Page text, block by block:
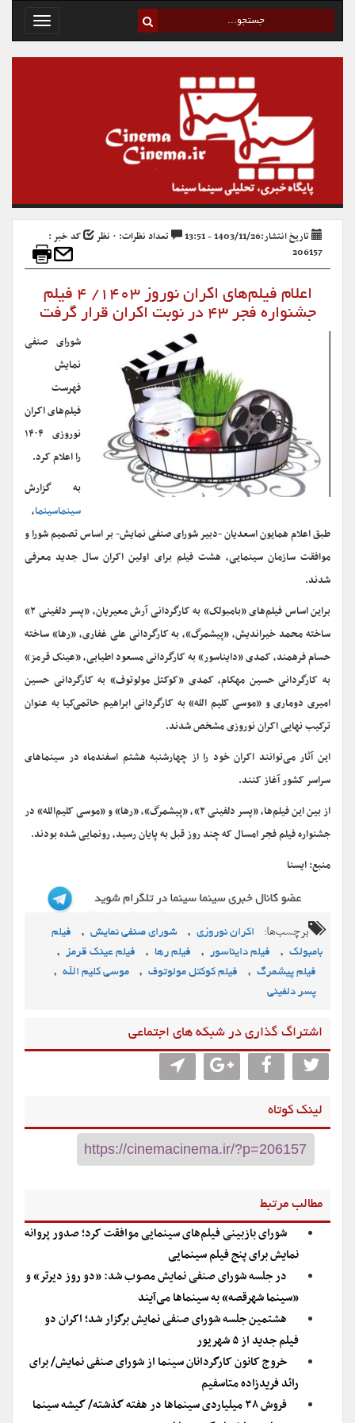
Toggle
تاریخ انتشار:1403/11/26 - 13:51 تعداد نظرات: ۰ نظر
کد خبر :
206157
اعلام فیلم‌های اکران نوروز ۱۴۰۳/ ۴ فیلم
جشنواره فجر ۴۳ در نوبت اکران قرار گرفت
شورای صنفی
نمایش
فهرست
فیلم‌های اکران
نوروزی ۱۴۰۴
را اعلام کرد.
به گزارش
سینماسینما،
طبق اعلام همایون اسعدیان -دبیر شورای صنفی نمایش- بر اساس تصمیم شورا و
موافقت سازمان سینمایی، هشت فیلم برای اولین‌ اکران سال جدید معرفی
شدند.
براین اساس فیلم‌های «بامبولک» به کارگردانی آرش معیریان، «پسر دلفینی ۲»
ساخته محمد خیراندیش، «پیشمرگ»، به کارگردانی علی غفاری، «رها» ساخته
حسام فرهمند، کمدی «دایناسور» به کارگردانی مسعود اطیابی، «عینک قرمز»
به کارگردانی حسین مهکام، کمدی «کوکتل مولوتوف» به کارگردانی حسین
امیری دوماری و «موسی کلیم الله» به کارگردانی ابراهیم حاتمی‌کیا به عنوان
ترکیب نهایی اکران نوروزی مشخص شدند.
این آثار می‌توانند اکران خود را از چهارشنبه هشتم اسفندماه در سینماهای
سراسر کشور آغاز کنند.
از بین این فیلم‌ها، «پسر دلفینی ۲»، «پیشمرگ»، «رها» و «موسی کلیم‌الله» در
جشنواره فیلم فجر امسال که چند روز قبل به پایان رسید، رونمایی شده بودند.
منبع: ایسنا
برچسب‌ها: اکران نوروزی , شورای صنفی نمایش ,
فیلم
بامبولک , فیلم دایناسور , فیلم رها , فیلم عینک قرمز ,
فیلم پیشمرگ , فیلم کوکتل مولوتوف , موسی کلیم الله ,
پسر دلفینی
اشتراگ گذاری در شبکه های اجتماعی
لینک کوتاه
مطالب مرتبط
شورای بازبینی فیلم‌های سینمایی موافقت کرد؛ صدور پروانه
نمایش برای پنج فیلم سینمایی
در جلسه شورای صنفی نمایش مصوب شد: «دو روز دیرتر» و
«سینما شهرقصه» به سینماها می‌آیند
هشتمین جلسه شورای صنفی نمایش برگزار شد؛ اکران دو
فیلم جدید از ۵ شهریور
خروج کانون کارگردانان سینما از شورای صنفی نمایش/ برای
رائد فریدزاده متاسفیم
فروش ۳۸ میلیاردی سینماها در هفته گذشته/ گیشه سینما